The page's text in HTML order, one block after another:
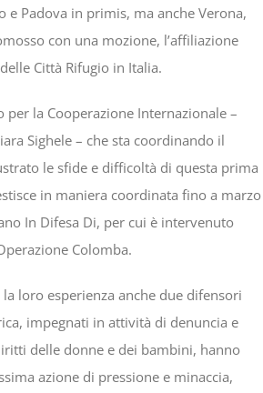
e Padova in primis, ma anche Verona,
con una mozione, l’affiliazione
Città Rifugio in Italia.
per la Cooperazione Internazionale –
Sighele – che sta coordinando il
le sfide e difficoltà di questa prima
in maniera coordinata fino a marzo
In Difesa Di, per cui è intervenuto
Colomba.
loro esperienza anche due difensori
impegnati in attività di denuncia e
delle donne e dei bambini, hanno
azione di pressione e minaccia,